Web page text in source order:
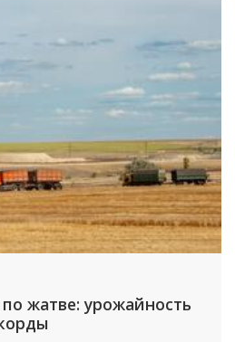
жатве: урожайность